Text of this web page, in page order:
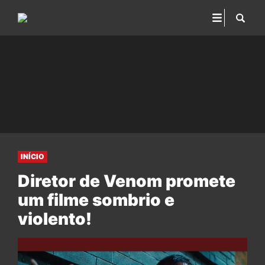
INÍCIO
Diretor de Venom promete
um filme sombrio e
violento!